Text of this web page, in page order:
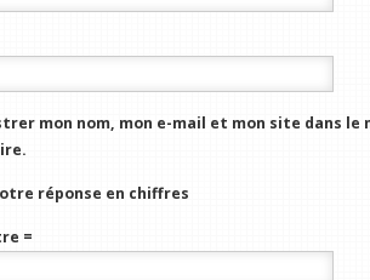
mon nom, mon e-mail et mon site dans
réponse en chiffres
=